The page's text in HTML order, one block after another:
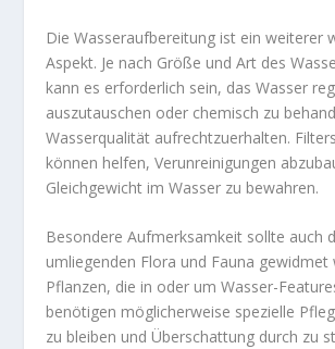
Die Wasseraufbereitung ist ein weiterer
Aspekt. Je nach Größe und Art des
kann es erforderlich sein, das Wasser
auszutauschen oder chemisch zu
Wasserqualität aufrechtzuerhalten.
können helfen, Verunreinigungen
Gleichgewicht im Wasser zu bewahren.
Besondere Aufmerksamkeit sollte auch
umliegenden Flora und Fauna gewidmet
Pflanzen, die in oder um Wasser-
benötigen möglicherweise spezielle
zu bleiben und Überschattung durch zu